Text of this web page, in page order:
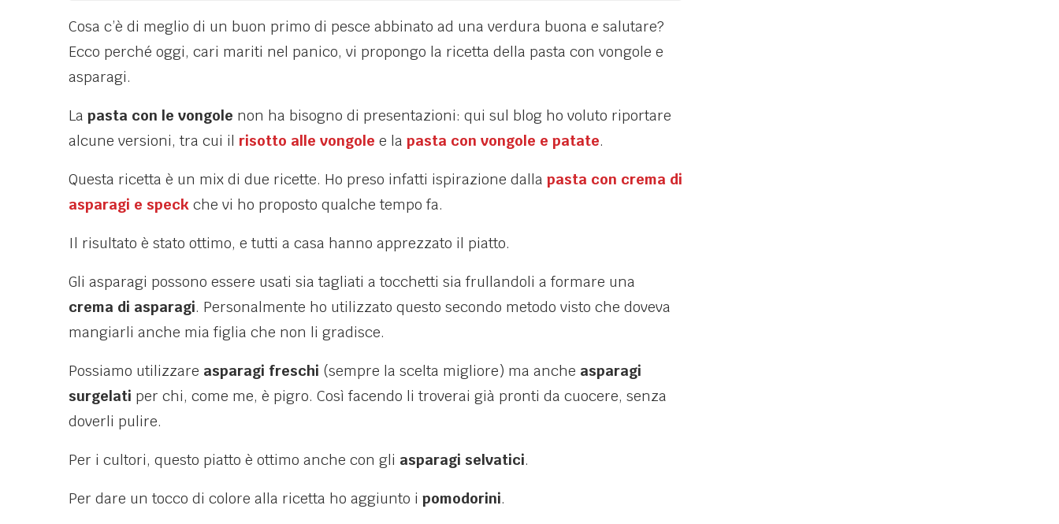
Cosa c’è di meglio di un buon primo di pesce abbinato ad una verdura buona e salutare?
Ecco perché oggi, cari mariti nel panico, vi propongo la ricetta della pasta con vongole e
asparagi.
La pasta con le vongole non ha bisogno di presentazioni: qui sul blog ho voluto riportare
alcune versioni, tra cui il risotto alle vongole e la pasta con vongole e patate.
Questa ricetta è un mix di due ricette. Ho preso infatti ispirazione dalla pasta con crema di
asparagi e speck che vi ho proposto qualche tempo fa.
Il risultato è stato ottimo, e tutti a casa hanno apprezzato il piatto.
Gli asparagi possono essere usati sia tagliati a tocchetti sia frullandoli a formare una
crema di asparagi. Personalmente ho utilizzato questo secondo metodo visto che doveva
mangiarli anche mia figlia che non li gradisce.
Possiamo utilizzare asparagi freschi (sempre la scelta migliore) ma anche asparagi
surgelati per chi, come me, è pigro. Così facendo li troverai già pronti da cuocere, senza
doverli pulire.
Per i cultori, questo piatto è ottimo anche con gli asparagi selvatici.
Per dare un tocco di colore alla ricetta ho aggiunto i pomodorini.